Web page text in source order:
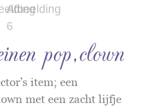
pop,clown
item; een
met een zacht lijfje